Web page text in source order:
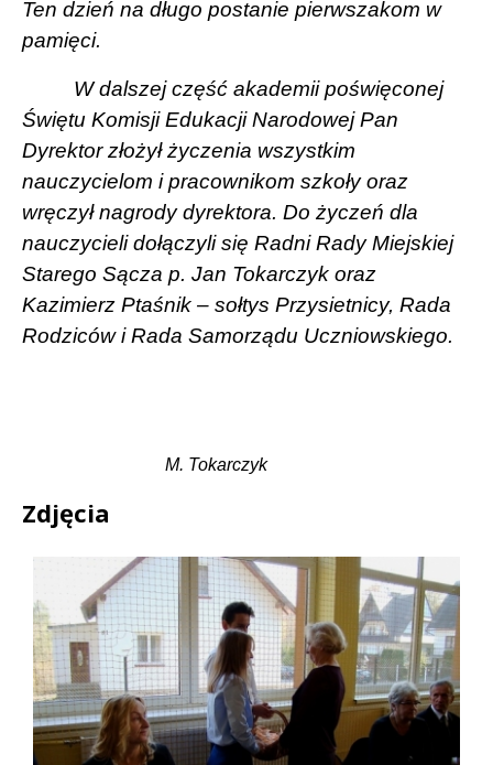
Ten dzień na długo postanie pierwszakom w
pamięci.
W dalszej część akademii poświęconej
Świętu Komisji Edukacji Narodowej Pan
Dyrektor złożył życzenia wszystkim
nauczycielom i pracownikom szkoły oraz
wręczył nagrody dyrektora. Do życzeń dla
nauczycieli dołączyli się Radni Rady Miejskiej
Starego Sącza p. Jan Tokarczyk oraz
Kazimierz Ptaśnik – sołtys Przysietnicy, Rada
Rodziców i Rada Samorządu Uczniowskiego.
M. Tokarczyk
Zdjęcia